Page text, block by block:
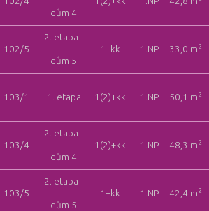
dům 4
102/5
2. etapa -
dům 5
1+kk 1.NP 33,0 m2
103/1 1. etapa 1(2)+kk 1.NP 50,1 m2
103/4
2. etapa -
dům 4
1(2)+kk 1.NP 48,3 m2
103/5
2. etapa -
dům 5
1+kk 1.NP 42,4 m2